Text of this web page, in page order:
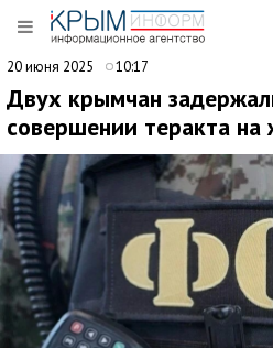
20 июня 2025 10:17
Двух крымчан
совершении теракта на